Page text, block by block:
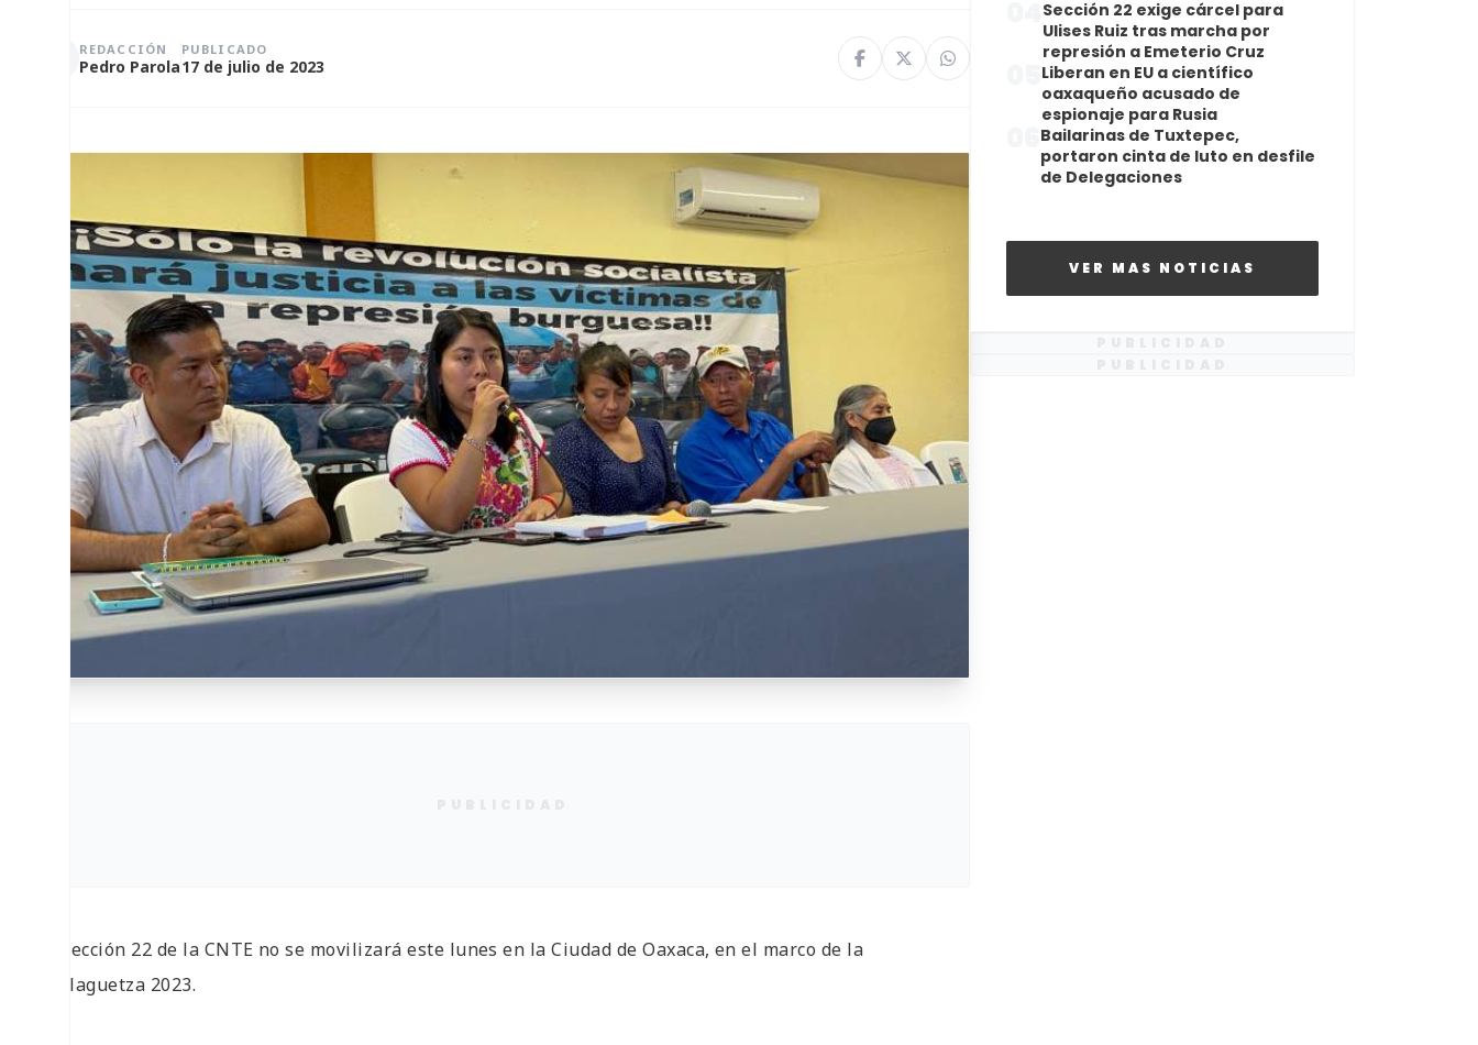
REDACCIÓN
Pedro Parola
PUBLICADO
17 de julio de 2023
La Sección 22 de la CNTE no se movilizará este lunes en la Ciudad de Oaxaca, en el marco de la
Guelaguetza 2023.
Sección 22 exige cárcel para
Ulises Ruiz tras marcha por
represión a Emeterio Cruz
Liberan en EU a científico
oaxaqueño acusado de
espionaje para Rusia
Bailarinas de Tuxtepec,
portaron cinta de luto en desfile
de Delegaciones
VER MAS NOTICIAS